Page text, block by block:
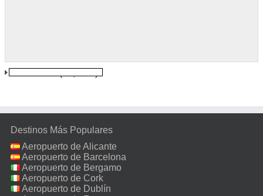
Destinos Más Populares
Aeropuerto de Alicante
Aeropuerto de Barcelona
Aeropuerto de Bergamo
Aeropuerto de Cork
Aeropuerto de Dublín